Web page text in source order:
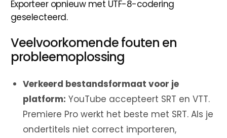
Exporteer opnieuw met UTF-8-codering
geselecteerd.
Veelvoorkomende fouten en
probleemoplossing
Verkeerd bestandsformaat voor je
platform: YouTube accepteert SRT en VTT.
Premiere Pro werkt het beste met SRT. Als je
ondertitels niet correct importeren,